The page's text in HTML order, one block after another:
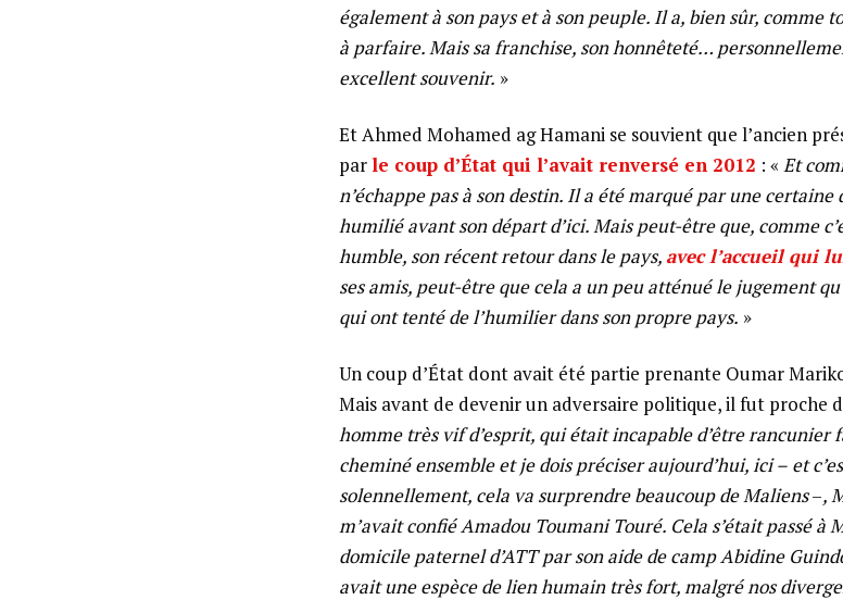
également à son pays et à son peuple. Il a, bien sûr, comme
à parfaire. Mais sa franchise, son honnêteté…
excellent souvenir. »
Et Ahmed Mohamed ag Hamani se souvient que l’ancien
parle coup d’État qui l’avait renversé en 2012 : « Et
n’échappe pas à son destin. Il a été marqué par une
humilié avant son départ d’ici. Mais peut-être que, comme
humble, son récent retour dans le pays, avec l’accueil qui
ses amis, peut-être que cela a un peu atténué le jugement
qui ont tenté de l’humilier dans son propre pays. »
Un coup d’État dont avait été partie prenante Oumar
Mais avant de devenir un adversaire politique, il fut proche
homme très vif d’esprit, qui était incapable d’être rancunier
cheminé ensemble et je dois préciser aujourd’hui, ici – et
solennellement, cela va surprendre beaucoup de Maliens–,
m’avait confié Amadou Toumani Touré. Cela s’était passé à
domicile paternel d’ATT par son aide de camp Abidine
avait une espèce de lien humain très fort, malgré nos